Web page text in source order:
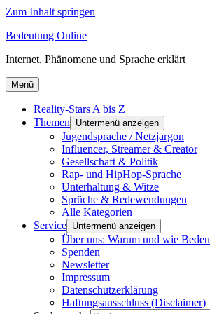
Zum Inhalt springen
Bedeutung Online
Internet, Phänomene und Sprache erklärt
Menü
Reality-Stars A bis Z
Themen
Untermenü anzeigen
Jugendsprache / Netzjargon
Influencer, Streamer & Creator
Gesellschaft & Politik
Rap- und HipHop-Sprache
Unterhaltung & Witze
Sprüche & Redewendungen
Alle Kategorien
Service Untermenü anzeigen
Über uns: Warum und wie
Spenden
Newsletter
Impressum
Datenschutzerklärung
Haftungsausschluss (Disclaimer)